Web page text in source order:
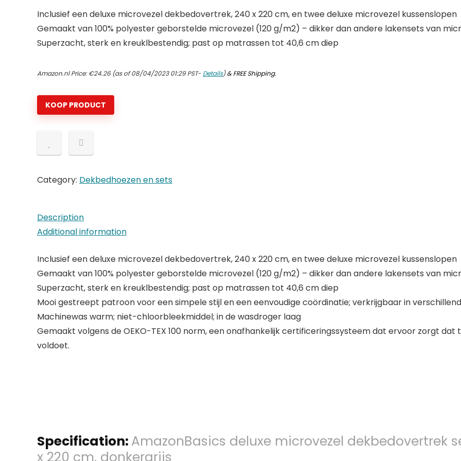
Inclusief een deluxe microvezel dekbedovertrek, 240 x 220 cm, en twee deluxe microvezel kussenslopen
Gemaakt van 100% polyester geborstelde microvezel (120 g/m2) – dikker dan andere lakensets van
Superzacht, sterk en kreuklbestendig; past op matrassen tot 40,6 cm diep
Amazon.nl Price:€24.26(as of 08/04/2023 01:29 PST- Details)&FREE Shipping.
KOOP PRODUCT
Category: Dekbedhoezen en sets
Description
Additional information
Inclusief een deluxe microvezel dekbedovertrek, 240 x 220 cm, en twee deluxe microvezel kussenslopen
Gemaakt van 100% polyester geborstelde microvezel (120 g/m2) – dikker dan andere lakensets van
Superzacht, sterk en kreuklbestendig; past op matrassen tot 40,6 cm diep
Mooi gestreept patroon voor een simpele stijl en een eenvoudige coördinatie; verkrijgbaar in
Machinewas warm; niet-chloorbleekmiddel; in de wasdroger laag
Gemaakt volgens de OEKO-TEX 100 norm, een onafhankelijk certificeringssysteem dat ervoor zorgt
voldoet.
Specification: AmazonBasics deluxe microvezel dekbedovertrek
x 220 cm, donkergrijs